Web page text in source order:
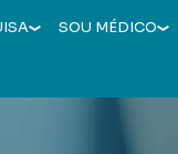
SOU MÉDICO